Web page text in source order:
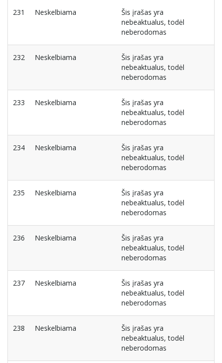
231 Neskelbiama
Šis įrašas yra
nebeaktualus, todėl
neberodomas
232 Neskelbiama
Šis įrašas yra
nebeaktualus, todėl
neberodomas
233 Neskelbiama
Šis įrašas yra
nebeaktualus, todėl
neberodomas
234 Neskelbiama
Šis įrašas yra
nebeaktualus, todėl
neberodomas
235 Neskelbiama
Šis įrašas yra
nebeaktualus, todėl
neberodomas
236 Neskelbiama
Šis įrašas yra
nebeaktualus, todėl
neberodomas
237 Neskelbiama
Šis įrašas yra
nebeaktualus, todėl
neberodomas
238 Neskelbiama
Šis įrašas yra
nebeaktualus, todėl
neberodomas